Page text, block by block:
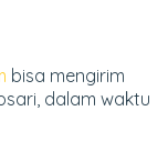
bisa mengirim
dalam waktu